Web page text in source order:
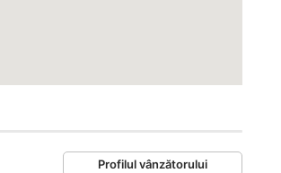
Profilul vânzătorului